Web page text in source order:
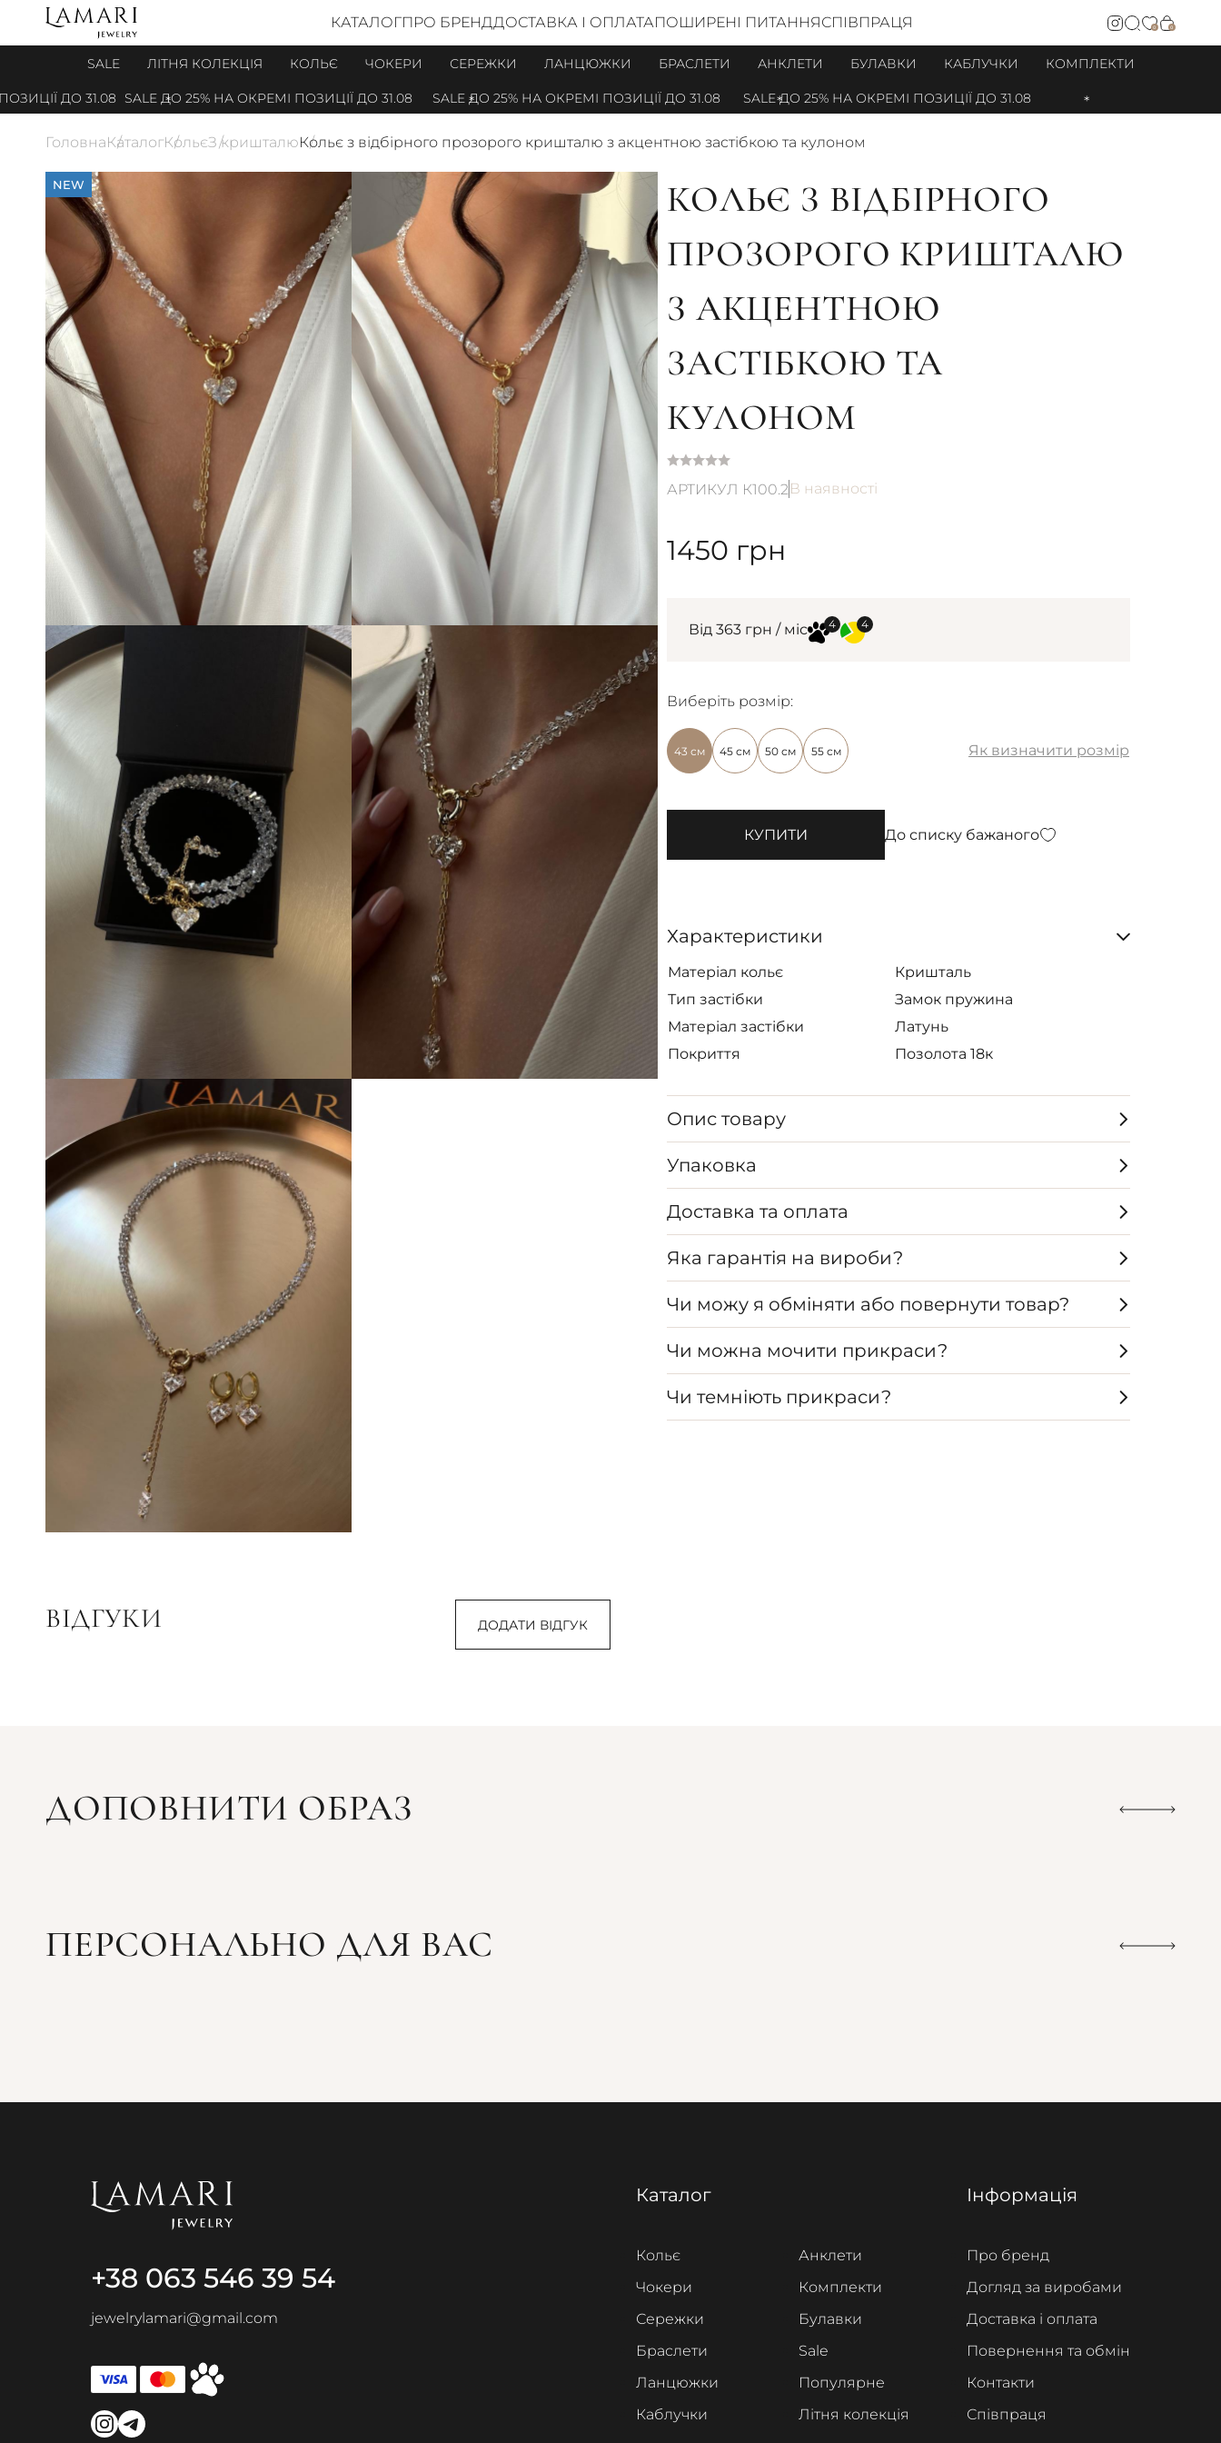
КАТАЛОГПРО БРЕНДДОСТАВКА І ОПЛАТАПОШИРЕНІ ПИТАННЯСПІВПРАЦЯ 0 0
SALE ЛІТНЯ КОЛЕКЦІЯ КОЛЬЄ ЧОКЕРИ СЕРЕЖКИ ЛАНЦЮЖКИ БРАСЛЕТИ АНКЛЕТИ БУЛАВКИ КАБЛУЧКИ КОМПЛЕКТИ
ДО 31.08 SALE ДО 25% НА ОКРЕМІ ПОЗИЦІЇ ДО 31.08 SALE ДО 25% НА ОКРЕМІ ПОЗИЦІЇ ДО 31.08 SALE ДО 25% НА ОКРЕМІ ПОЗИЦІЇ ДО 31.08
ГоловнаКаталогКольєЗ кришталюКольє з відбірного прозорого кришталю з акцентною застібкою та кулоном
NEW
КОЛЬЄ З ВІДБІРНОГО
ПРОЗОРОГО КРИШТАЛЮ
З АКЦЕНТНОЮ
ЗАСТІБКОЮ ТА
КУЛОНОМ
АРТИКУЛ К100.2 В наявності
1450 грн
Від 363 грн / міс
Виберіть розмір:
43 см 45 см 50 см 55 см Як визначити розмір
КУПИТИ До списку бажаного
Характеристики
Матеріал кольє
Кришталь
Тип застібки
Замок пружина
Матеріал застібки
Латунь
Покриття
Позолота 18к
Опис товару
Упаковка
Доставка та оплата
Яка гарантія на вироби?
Чи можу я обміняти або повернути товар?
Чи можна мочити прикраси?
Чи темніють прикраси?
ВІДГУКИ ДОДАТИ ВІДГУК
ДОПОВНИТИ ОБРАЗ
ПЕРСОНАЛЬНО ДЛЯ ВАС
+38 063 546 39 54
jewelrylamari@gmail.com
Каталог
Кольє
Чокери
Сережки
Браслети
Ланцюжки
Каблучки
Анклети
Комплекти
Булавки
Sale
Популярне
Літня колекція
Інформація
Про бренд
Догляд за виробами
Доставка і оплата
Повернення та обмін
Контакти
Співпраця